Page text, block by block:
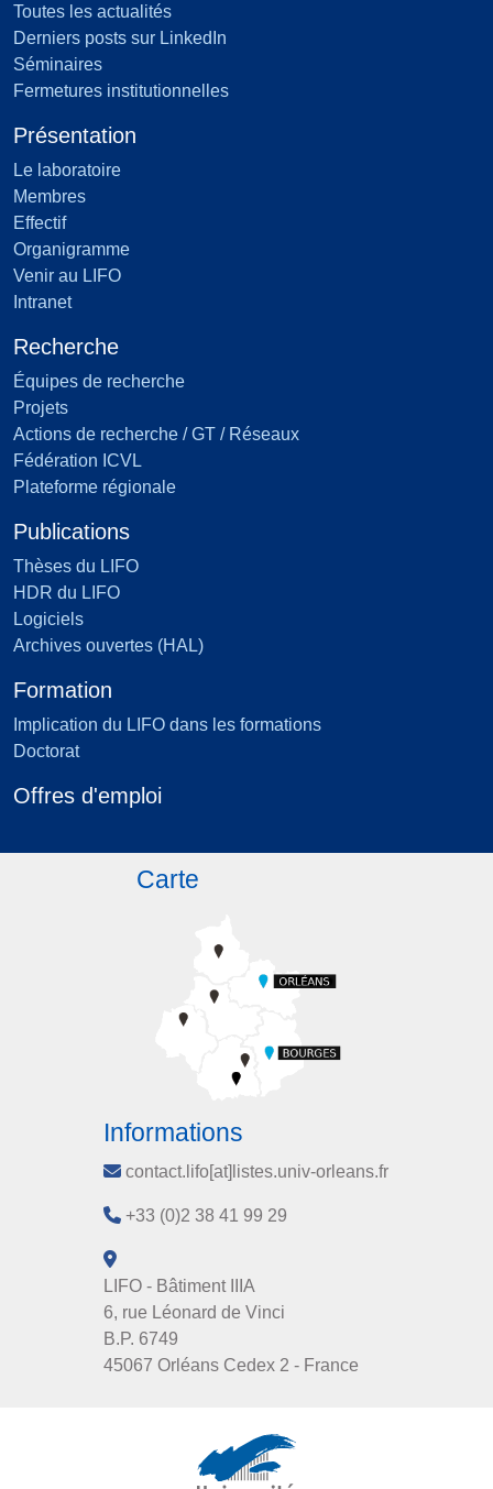
Toutes les actualités
Derniers posts sur LinkedIn
Séminaires
Fermetures institutionnelles
Présentation
Le laboratoire
Membres
Effectif
Organigramme
Venir au LIFO
Intranet
Recherche
Équipes de recherche
Projets
Actions de recherche / GT / Réseaux
Fédération ICVL
Plateforme régionale
Publications
Thèses du LIFO
HDR du LIFO
Logiciels
Archives ouvertes (HAL)
Formation
Implication du LIFO dans les formations
Doctorat
Offres d'emploi
Carte
Informations
contact.lifo[at]listes.univ-orleans.fr
+33 (0)2 38 41 99 29
LIFO - Bâtiment IIIA
6, rue Léonard de Vinci
B.P. 6749
45067 Orléans Cedex 2 - France